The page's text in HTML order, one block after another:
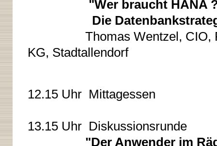
"Wer braucht HANA
Die Datenbankstrategie
Thomas Wentzel, CIO,
KG, Stadtallendorf
12.15 Uhr Mittagessen
13.15 Uhr Diskussionsrunde
"Der Anwender im